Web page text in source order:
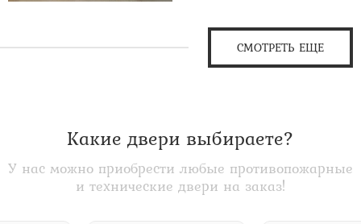
СМОТРЕТЬ ЕЩЕ
Какие двери выбираете?
У нас можно приобрести любые противопожарные
и технические двери на заказ!